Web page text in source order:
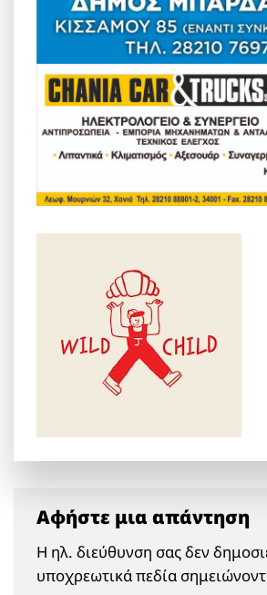
Αφήστε μια απάντηση
Η ηλ. διεύθυνση σας δεν
υποχρεωτικά πεδία